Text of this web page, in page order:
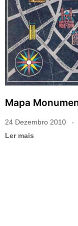
Mapa
24 Dezembro 2010
Ler mais